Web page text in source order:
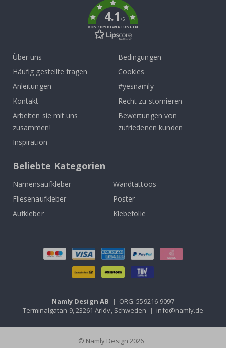
4.1/5
VON 1029 BEWERTUNGEN
Über uns
Häufig gestellte fragen
Anleitungen
Kontakt
Arbeiten sie mit uns
zusammen!
Inspiration
Bedingungen
Cookies
#yesnamly
Recht zu stornieren
Bewertungen von
zufriedenen kunden
Beliebte Kategorien
Namensaufkleber
Wandtattoos
Fliesenaufkleber
Poster
Aufkleber
Klebefolie
Namly Design AB | ORG: 559216-9097
Terminalgatan 9, 23261 Arlöv, Schweden | info@namly.de
© Namly Design 2026